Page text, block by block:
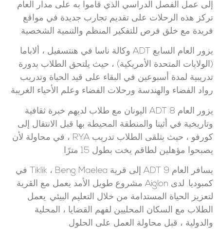
إلى عمل الفصل الدراسي الذي قاموا به على مدار العام.
تركز هذه الرحلات على تقديم تجارب جديدة في مواقع
فريدة مع خلق فرص للتفكير المنظم والتنمية الشخصية.
يزور العام السابع ADT وكالة ناسا في هنتسفيل ، ألاباما
(الولايات المتحدة الأمريكية) ، حيث يلتحق الطلاب بدورة
تدريبية لمدة أسبوعين في البقاء على قيد الحياة وتدريب
رواد الفضاء والهندسة ورحلات الفضاء وعلم الأحياء الغريبة.
يزور العام 8 ADT اليونان مع طلاب لديهم خبرة ثقافية
وتاريخية في أثينا والمنطقة المحيطة بها قبل الانتقال إلى
كورفو ، حيث يتلقى الطلاب تدريب RYA ، في محاولة لأن
يصبحوا مؤهلين لطاقم يخت بطول 15 مترًا.
يسافر العام 9 ADT إلى قرية Tiklik ، Beng Maelea في
كمبوديا. لدى Aiglon مشروع طويل الأمد يعمل مع القرية
لتعزيز الحياة المستدامة من خلال التعليم البيئي. يعمل
الطلاب مع السكان المحليين لفهم القضايا ، المحلية
والدولية ، قبل محاولة العمل على الحلول.